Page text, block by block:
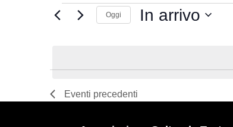
EventiOggi In arrivo
of
events
Eventi precedenti